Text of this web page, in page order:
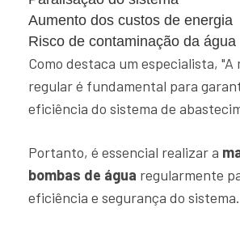
Aumento dos custos de energia
Risco de contaminação da água
Como destaca um especialista, "A
regular é fundamental para
eficiência do sistema de
Portanto, é essencial realizar a
bombas de água regularmente
eficiência e segurança do sistema.